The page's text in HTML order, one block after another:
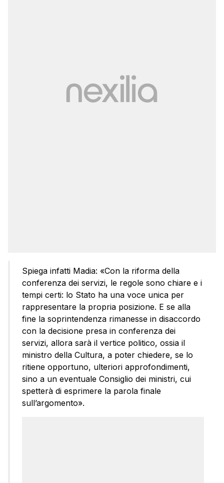
Spiega infatti Madia: «Con la riforma della
conferenza dei servizi, le regole sono chiare e i
tempi certi: lo Stato ha una voce unica per
rappresentare la propria posizione. E se alla
fine la soprintendenza rimanesse in disaccordo
con la decisione presa in conferenza dei
servizi, allora sarà il vertice politico, ossia il
ministro della Cultura, a poter chiedere, se lo
ritiene opportuno, ulteriori approfondimenti,
sino a un eventuale Consiglio dei ministri, cui
spetterà di esprimere la parola finale
sull’argomento».